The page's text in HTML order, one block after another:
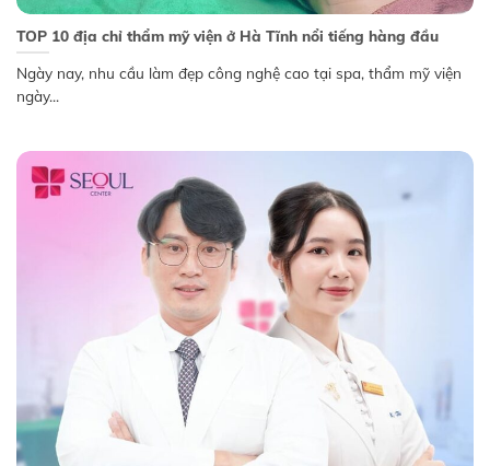
TOP 10 địa chỉ thẩm mỹ viện ở Hà Tĩnh nổi tiếng hàng đầu
Ngày nay, nhu cầu làm đẹp công nghệ cao tại spa, thẩm mỹ viện
ngày...